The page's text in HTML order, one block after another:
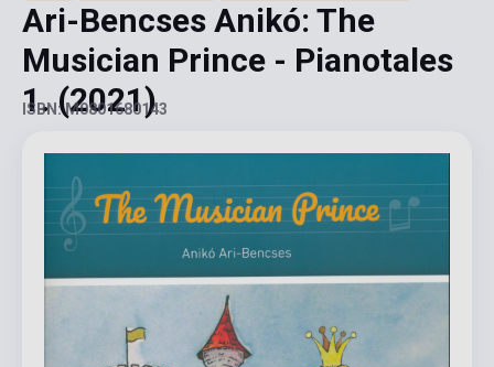
Ari-Bencses Anikó: The
Musician Prince - Pianotales
1.(2021)
ISBN: M0801680143